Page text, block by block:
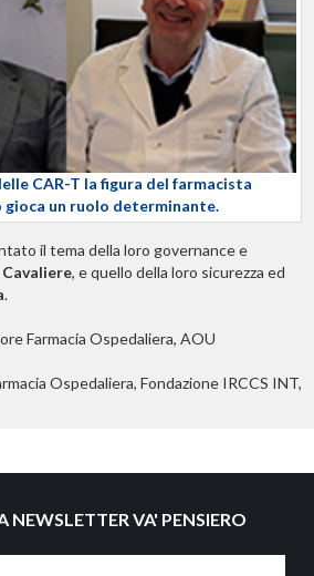
CAR-T la figura del farmacista
gioca un ruolo determinante.
il tema della loro governance e
, e quello della loro sicurezza ed
.
Farmacia Ospedaliera, AOU
Ospedaliera, Fondazione IRCCS INT,
NEWSLETTER VA' PENSIERO